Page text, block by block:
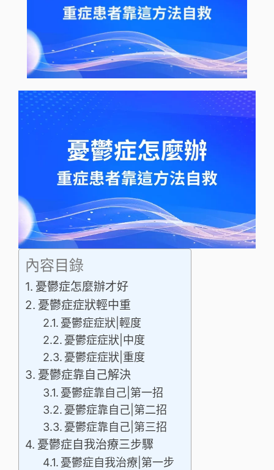
內容目錄
憂鬱症怎麼辦才好
憂鬱症症狀輕中重
憂鬱症症狀|輕度
憂鬱症症狀|中度
憂鬱症症狀|重度
憂鬱症靠自己解決
憂鬱症靠自己|第一招
憂鬱症靠自己|第二招
憂鬱症靠自己|第三招
憂鬱症自我治療三步驟
憂鬱症自我治療|第一步